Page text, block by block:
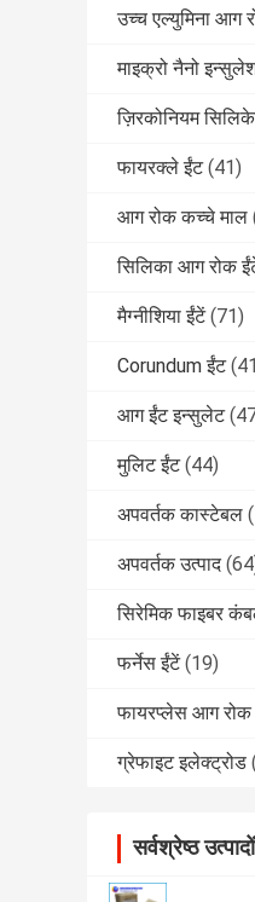
उच्च एल्युमिना आग
माइक्रो नैनो
ज़िरकोनियम
फायरक्ले ईंट (41)
आग रोक कच्चे माल
सिलिका आग रोक
मैग्नीशिया ईंटें (71)
Corundum ईंट
आग ईंट इन्सुलेट
मुलिट ईंट (44)
अपवर्तक कास्टेबल
अपवर्तक उत्पाद
सिरेमिक फाइबर
फर्नेस ईंटें (19)
फायरप्लेस आग रोक
ग्रेफाइट इलेक्ट्रोड
सर्वश्रेष्ठ उत्पादों